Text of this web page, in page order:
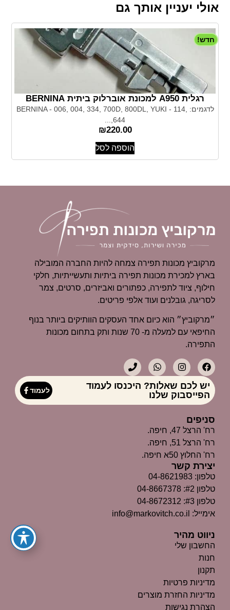
אולי יעניין אותך גם
חדש!
רגלית A950 למכונת אוברלוק ביתית BERNINA
לדגמים: BERNINA - 006, 004, 334, 700D, 800DL, YUKI - 114,
644,...
₪220.00
הוספה לסל
מרקוביץ מכונות תפירה צמחה להיות החברה המובילה
בארץ למכירת מכונות תפירה ביתיות ותעשייתיות, חלקי
חילוף, ציוד לתפירה, כפתורים ואביזרים, סרטים, צמר
לסריגה, גובלנים ועוד אלפי פריטים.
״מרקוביץ״ הוא כיום אחד העסקים הוותיקים ביותר בנוף
החיפאי עם למעלה מ- 70 שנות ותק בתחום מכונות
התפירה.
יש לכם שאלות? היכנסו לעמוד
הפייסבוק שלנו
לעמוד
ניווט מהיר
החשבון שלי
חנות
תקנון
מדיניות פרטיות
מדיניות החזרת מוצרים
הצהרת נגישות
סניפים
רח' הרצל 47, חיפה.
רח' הרצל 51, חיפה.
רח' החלוץ 50א חיפה.
יצירת קשר
טלפון: 04-8621983
טלפון #2: 04-8667378
טלפון #3: 04-8672312
אימייל: info@markovitch.co.il